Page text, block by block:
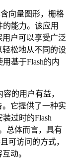
向量图形，栅格
的能力。该应用
户可以享受广泛
松地从不同的设
基于Flash的内
的用户有益，
它提供了一种实
过时的Flash
总体而言，具有
可访问的方式，
动。